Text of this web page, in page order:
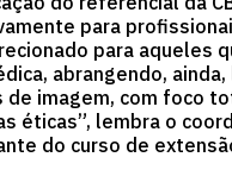
para
para aqueles
abrangendo,
de imagem, com foco
éticas”, lembra o
do curso de